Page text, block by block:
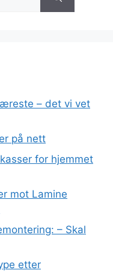
– det vi vet
på nett
for hjemmet
mot Lamine
– Skal
etter